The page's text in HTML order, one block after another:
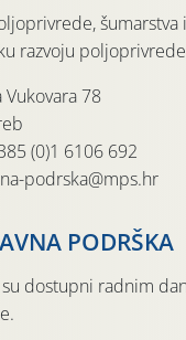
šumarstva
razvoju poljoprivrede
78
(0)1 6106 692
podrska@mps.hr
PODRŠKA
dostupni radnim